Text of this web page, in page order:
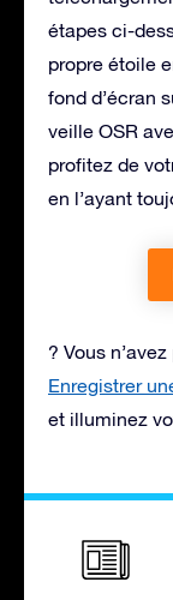
étapes ci-
propre étoile
fond d’écran
veille OSR
profitez de
en l’ayant
? Vous
Enregistrer
et illuminez